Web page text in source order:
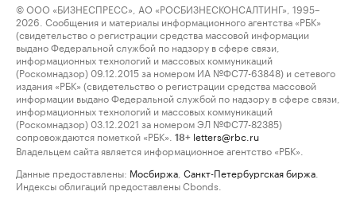
© ООО «БИЗНЕСПРЕСС», АО «РОСБИЗНЕСКОНСАЛТИНГ», 1995–
2026. Сообщения и материалы информационного агентства «РБК»
(свидетельство о регистрации средства массовой информации
выдано Федеральной службой по надзору в сфере связи,
информационных технологий и массовых коммуникаций
(Роскомнадзор) 09.12.2015 за номером ИА №ФС77-63848) и сетевого
издания «РБК» (свидетельство о регистрации средства массовой
информации выдано Федеральной службой по надзору в сфере связи,
информационных технологий и массовых коммуникаций
(Роскомнадзор) 03.12.2021 за номером ЭЛ №ФС77-82385)
сопровождаются пометкой «РБК».
18+ letters@rbc.ru
Владельцем сайта является информационное агентство «РБК».
Данные предоставлены: Мосбиржа Санкт-Петербургская биржа
Индексы облигаций предоставлены Cbonds.